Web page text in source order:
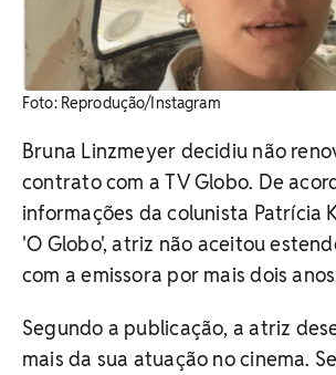
Foto: Reprodução/Instagram
Bruna Linzmeyer decidiu não
contrato com a TV Globo. De
informações da colunista Patrícia
'O Globo', atriz não aceitou
com a emissora por mais dois
Segundo a publicação, a atriz
mais da sua atuação no cinema.